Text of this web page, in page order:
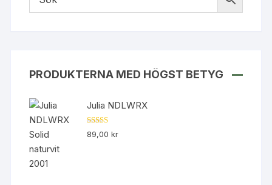
alternativen
produktsidan
PRODUKTERNA MED HÖGST BETYG
Julia NDLWRX
Betygsatt
5.00av 5
89,00kr